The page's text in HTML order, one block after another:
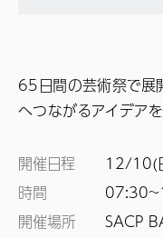
65日間の芸術祭で展
へつながるアイデアを
開催日程
12/10(
時間
07:30~
開催場所
SACP